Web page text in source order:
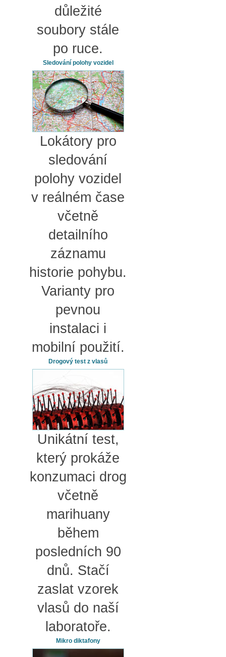
důležité
soubory stále
po ruce.
Sledování polohy vozidel
Lokátory pro
sledování
polohy vozidel
v reálném čase
včetně
detailního
záznamu
historie pohybu.
Varianty pro
pevnou
instalaci i
mobilní použití.
Drogový test z vlasů
Unikátní test,
který prokáže
konzumaci drog
včetně
marihuany
během
posledních 90
dnů. Stačí
zaslat vzorek
vlasů do naší
laboratoře.
Mikro diktafony